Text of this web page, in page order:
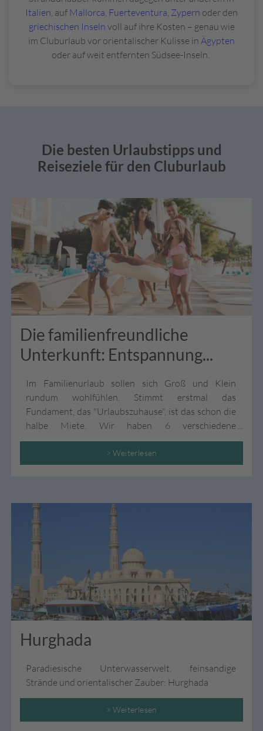
Italien , auf Mallorca Fuerteventura Zypern oder den
griechischen Inseln voll auf ihre Kosten – genau wie
im Cluburlaub vor orientalischer Kulisse in Ägypten
oder auf weit entfernten Südsee-Inseln.
Die besten Urlaubstipps und
Reiseziele für den Cluburlaub
Die familienfreundliche
Unterkunft: Entspannung...
Im Familienurlaub sollen sich Groß und Klein
rundum wohlfühlen. Stimmt erstmal das
Fundament, das "Urlaubszuhause", ist das schon die
halbe Miete. Wir haben 6 verschiedene
Möglichkeiten für Sie!
> Weiterlesen
Hurghada
Paradiesische Unterwasserwelt, feinsandige
Strände und orientalischer Zauber: Hurghada
> Weiterlesen